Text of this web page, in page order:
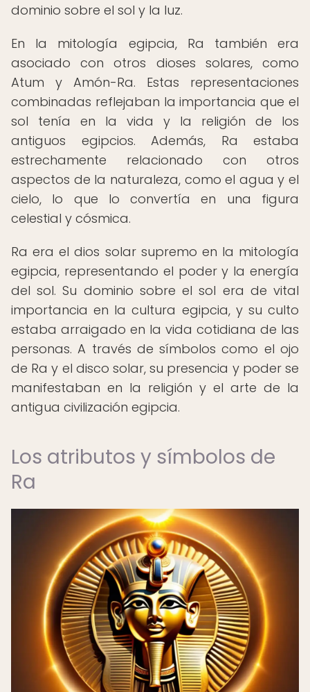
dominio sobre el sol y la luz.
En la mitología egipcia, Ra también era
asociado con otros dioses solares, como
Atum y Amón-Ra. Estas representaciones
combinadas reflejaban la importancia que el
sol tenía en la vida y la religión de los
antiguos egipcios. Además, Ra estaba
estrechamente relacionado con otros
aspectos de la naturaleza, como el agua y el
cielo, lo que lo convertía en una figura
celestial y cósmica.
Ra era el dios solar supremo en la mitología
egipcia, representando el poder y la energía
del sol. Su dominio sobre el sol era de vital
importancia en la cultura egipcia, y su culto
estaba arraigado en la vida cotidiana de las
personas. A través de símbolos como el ojo
de Ra y el disco solar, su presencia y poder se
manifestaban en la religión y el arte de la
antigua civilización egipcia.
Los atributos y símbolos de
Ra